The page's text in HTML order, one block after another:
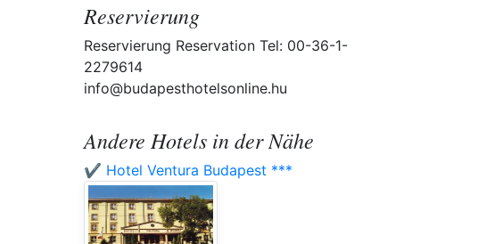
Reservierung
Reservierung Reservation Tel: 00-36-1-
2279614
info@budapesthotelsonline.hu
Andere Hotels in der Nähe
✔️ Hotel Ventura Budapest ***